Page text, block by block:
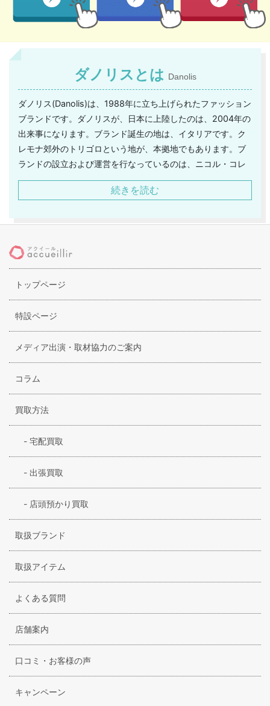
ダノリスとは Danolis
ダノリス(Danolis)は、1988年に立ち上げられたファッション
ブランドです。ダノリスが、日本に上陸したのは、2004年の
出来事になります。ブランド誕生の地は、イタリアです。ク
レモナ郊外のトリゴロという地が、本拠地でもあります。ブ
ランドの設立および運営を行なっているのは、ニコル・コレ
ツィオーネ社。ダノリスは、ファクトリーブランドとしても
活躍しています。アイテムの取扱いについては、セレクトシ
テムの素材に関しては、糸の段階からこだわりを持って選び
イタリア国内で完結させています。その徹底した管理によ
り、ダノリスのクオリティの高さを守り続けることができて
いるのです。そして、シーズン毎に細かい部分を改良し、改
善させています。より着心地の良いニットウェアを生み出す
ことに、日々真剣に取り組んでいます。
続きを読む
トップページ
特設ページ
メディア出演・取材協力のご案内
コラム
買取方法
- 宅配買取
- 出張買取
- 店頭預かり買取
取扱ブランド
取扱アイテム
よくある質問
店舗案内
口コミ・お客様の声
キャンペーン